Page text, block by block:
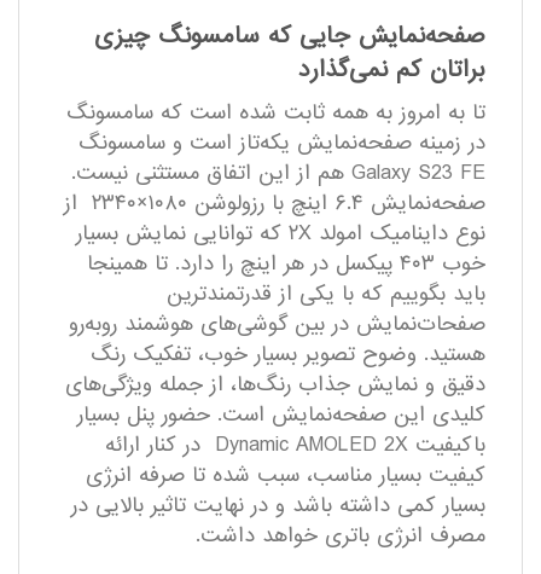
صفحه‌نمایش جایی که سامسونگ چیزی
براتان کم نمی‌گذارد
تا به امروز به همه ثابت شده است که سامسونگ
در زمینه صفحه‌نمایش یکه‌تاز است و سامسونگ
Galaxy S23 FE هم از این اتفاق مستثنی نیست.
صفحه‌نمایش ۶.۴ اینچ با رزولوشن ۱۰۸۰×۲۳۴۰ از
نوع داینامیک امولد ۲X که توانایی نمایش بسیار
خوب ۴۰۳ پیکسل در هر اینچ را دارد. تا همینجا
باید بگوییم که با یکی از قدرتمند‌ترین
صفحات‌نمایش در بین گوشی‌های هوشمند رو‌به‌رو
هستید. وضوح تصویر بسیار خوب، تفکیک رنگ
دقیق و نمایش جذاب رنگ‌ها، از جمله ویژگی‌های
کلیدی این صفحه‌نمایش است. حضور پنل بسیار
با‌کیفیت Dynamic AMOLED 2X در کنار ارائه
کیفیت بسیار مناسب، سبب شده تا صرفه انرژی
بسیار کمی داشته باشد و در نهایت تاثیر بالایی در
مصرف انرژی باتری خواهد داشت.